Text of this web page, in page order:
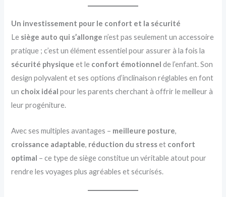
Un investissement pour le confort et la sécurité
Le siège auto qui s’allonge n’est pas seulement un accessoire
pratique ; c’est un élément essentiel pour assurer à la fois la
sécurité physique et le confort émotionnel de l’enfant. Son
design polyvalent et ses options d’inclinaison réglables en font
un choix idéal pour les parents cherchant à offrir le meilleur à
leur progéniture.
Avec ses multiples avantages – meilleure posture,
croissance adaptable, réduction du stresset confort
optimal – ce type de siège constitue un véritable atout pour
rendre les voyages plus agréables et sécurisés.